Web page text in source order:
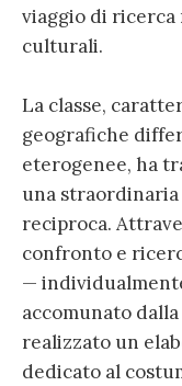
viaggio di
culturali.
La classe,
geografiche
eterogenee, ha
una straordinaria
reciproca.
confronto e
—
accomunato
realizzato un
dedicato al